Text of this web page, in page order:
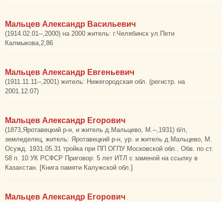
Мальцев Александр Васильевич
(1914.02.01--,2000) на 2000 житель: г.Челябинск ул.Пети
Калмыкова,2,86
Мальцев Александр Евгеньевич
(1911.11.11--,2001) житель: Нижегородская обл. (регистр. на
2001.12.07)
Мальцев Александр Егорович
(1873,Яротавецкий р-н, и житель д.Мальцево, М.--,1931) б/п,
земледелец, житель: Яротавецкий р-н, ур. и житель д.Мальцево, М.
Осужд. 1931.05.31 тройка при ПП ОГПУ Московской обл.. Обв. по ст.
58 п. 10 УК РСФСР Приговор: 5 лет ИТЛ с заменой на ссылку в
Казахстан. [Книга памяти Калужской обл.]
Мальцев Александр Егорович